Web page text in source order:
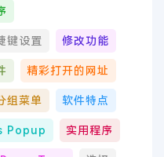
键设置 修改功能
精彩打开的网址
组菜单 软件特点
Popup 实用程序